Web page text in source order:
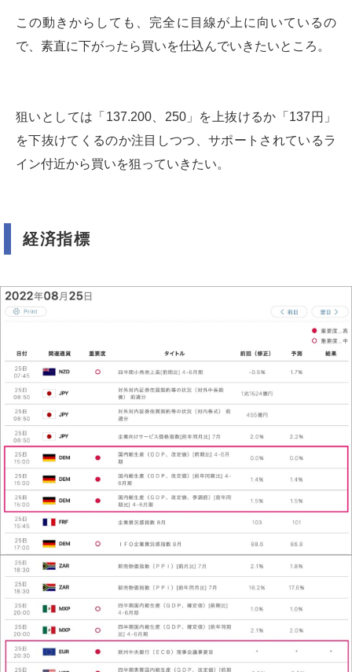
この動きからしても、完全に目線が上に向いているの
で、素直に下がったら買いを仕込んでいきたいところ。
狙いとしては「137.200、250」を上抜けるか「137円」
を下抜けてくるのか注目しつつ、サポートされているラ
イン付近から買いを狙っていきたい。
経済指標